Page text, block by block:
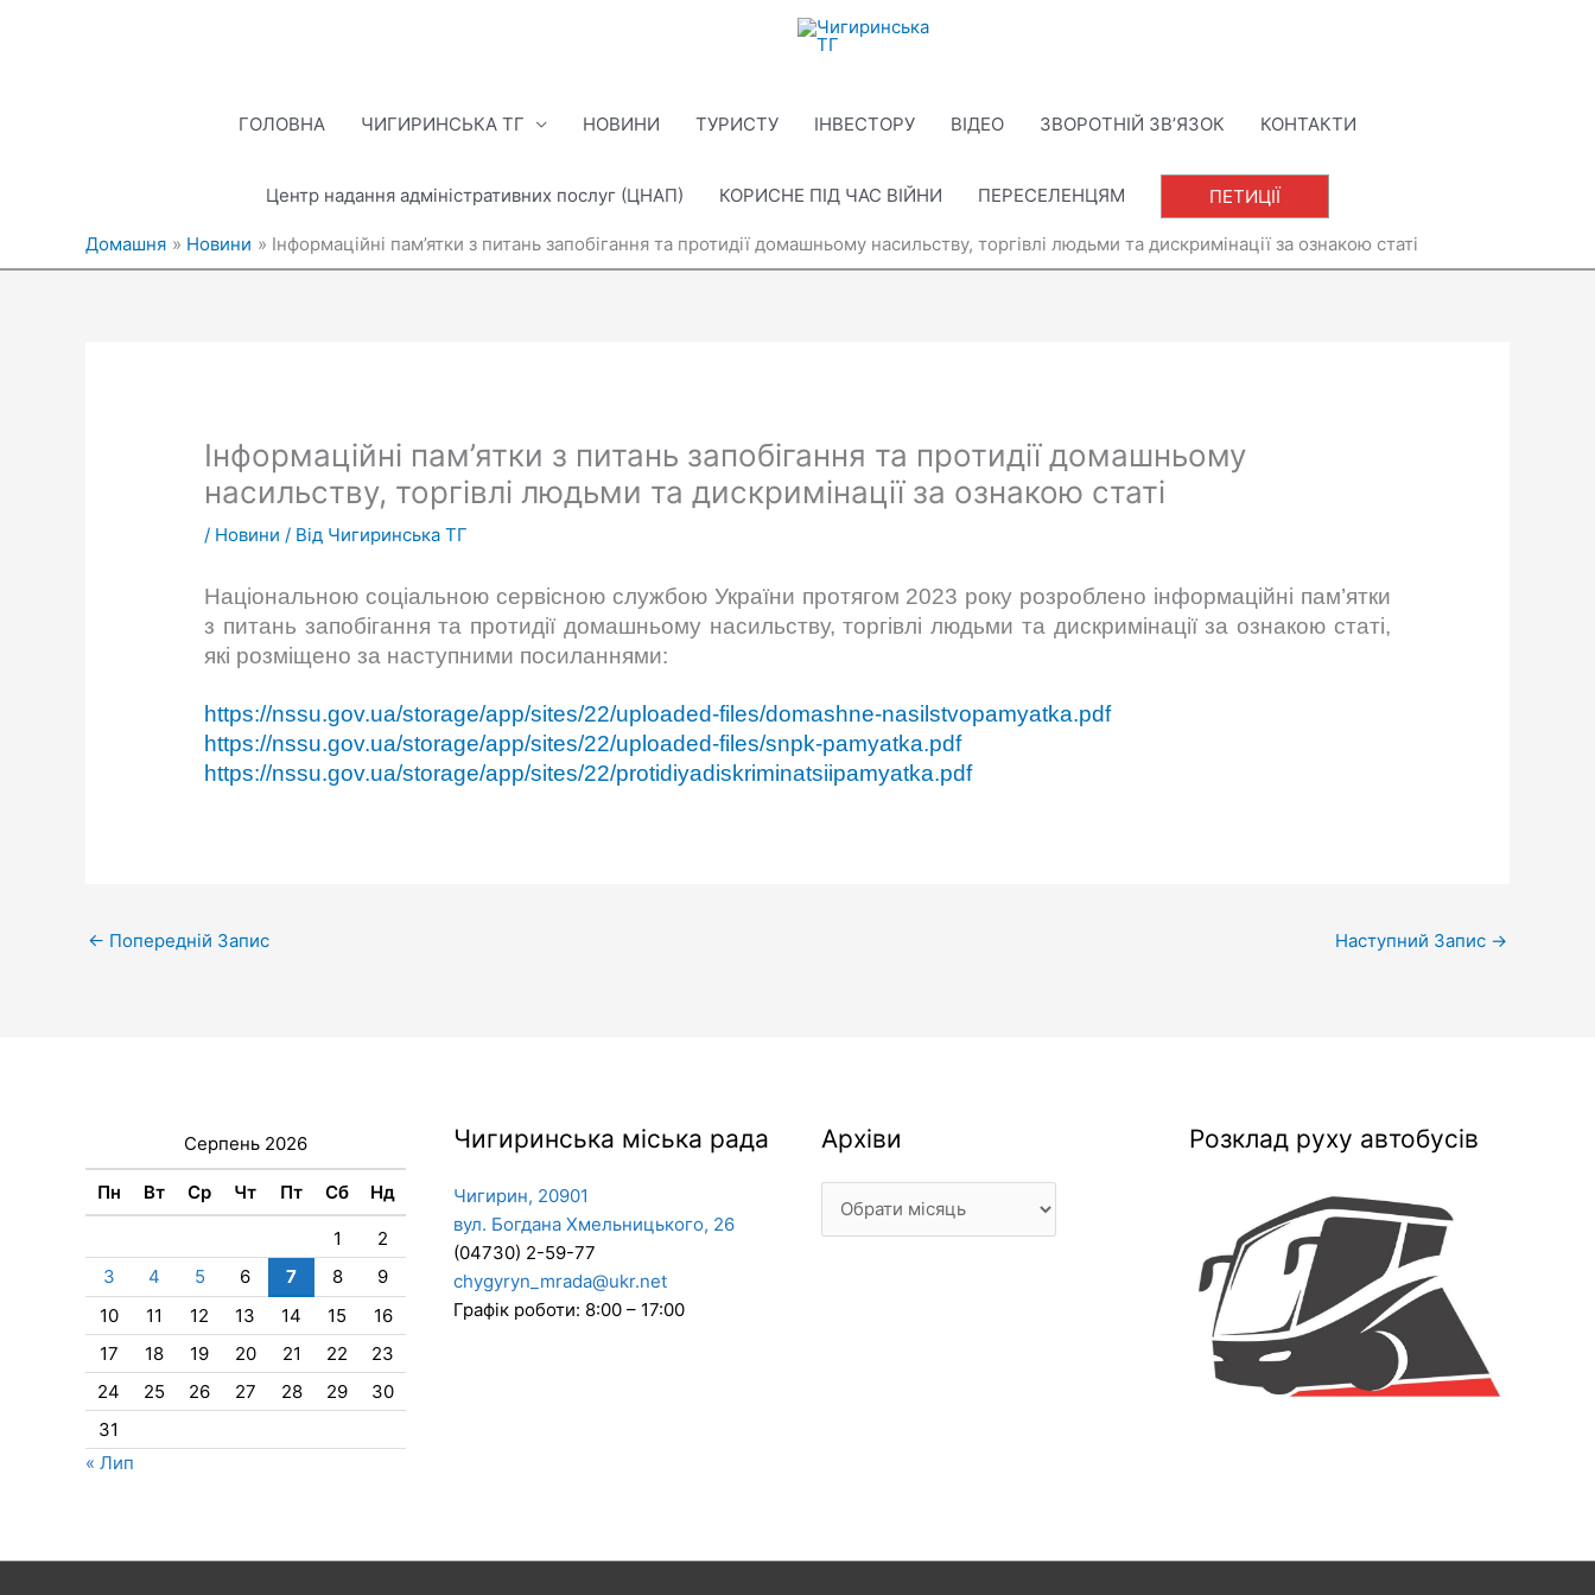
ГОЛОВНА ЧИГИРИНСЬКА ТГ НОВИНИ ТУРИСТУ ІНВЕСТОРУ ВІДЕО ЗВОРОТНІЙ ЗВ’ЯЗОК КОНТАКТИ
Центр надання адміністративних послуг (ЦНАП) КОРИСНЕ ПІД ЧАС ВІЙНИ ПЕРЕСЕЛЕНЦЯМ ПЕТИЦІЇ
Домашня Новини Інформаційні пам’ятки з питань запобігання та протидії домашньому насильству, торгівлі людьми та дискримінації за ознакою статі
Інформаційні пам’ятки з питань запобігання та протидії домашньому
насильству, торгівлі людьми та дискримінації за ознакою статі
/ Новини / Від Чигиринська ТГ
Національною соціальною сервісною службою України протягом 2023 року розроблено інформаційні пам’ятки
з питань запобігання та протидії домашньому насильству, торгівлі людьми та дискримінації за ознакою статі,
які розміщено за наступними посиланнями:
https://nssu.gov.ua/storage/app/sites/22/uploaded-files/domashne-nasilstvopamyatka.pdf
https://nssu.gov.ua/storage/app/sites/22/uploaded-files/snpk-pamyatka.pdf
https://nssu.gov.ua/storage/app/sites/22/protidiyadiskriminatsiipamyatka.pdf
← Попередній Запис Наступний Запис →
Серпень 2026
Пн Вт Ср Чт Пт Сб Нд
1
2
3
4 5 6 7 8
9
10
11 12 13 14 15
16
17
18 19 20 21 22
23
24
25 26 27 28 29
30
31
« Лип
Чигиринська міська рада
Чигирин, 20901
вул. Богдана Хмельницького, 26
(04730) 2-59-77
chygyryn_mrada@ukr.net
Графік роботи: 8:00 – 17:00
Архіви
Архіви Розклад руху автобусів